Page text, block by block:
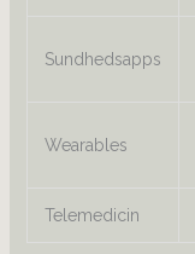
Sundhedsapps
Wearables
Telemedicin